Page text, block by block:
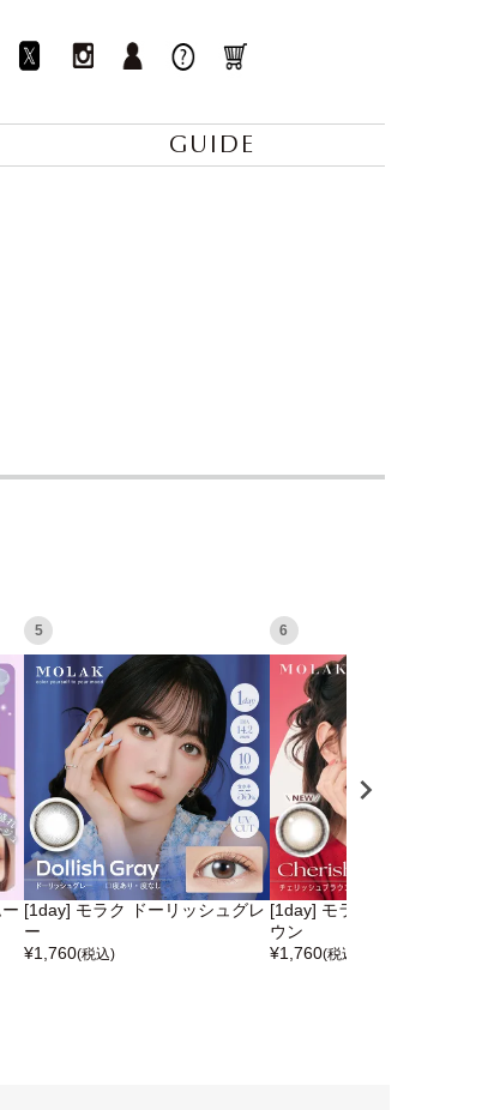
GUIDE
5
[1day] モラク ドーリッシュグレ
ー
¥1,760(税込)
6
[1day] モラク チェリッシュブ
ウン
¥1,760(税込)